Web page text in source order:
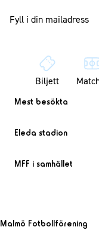
Biljett
Mest besökta
Eleda stadion
MFF i samhället
Malmö Fotbollförening